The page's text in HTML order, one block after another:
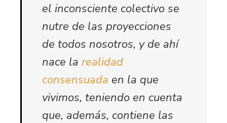
el inconsciente colectivo se
nutre de las proyecciones
de todos nosotros, y de ahí
nace la realidad
consensuada en la que
vivimos, teniendo en cuenta
que, además, contiene las